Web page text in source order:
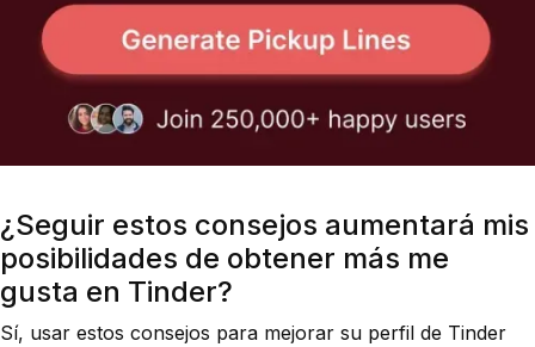
¿Seguir estos consejos aumentará mis
posibilidades de obtener más me
gusta en Tinder?
Sí, usar estos consejos para mejorar su perfil de Tinder